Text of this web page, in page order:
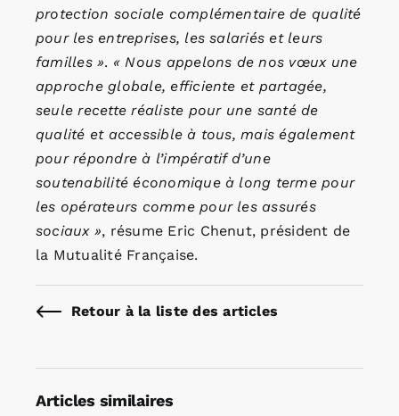
protection sociale complémentaire de qualité
pour les entreprises, les salariés et leurs
familles ». « Nous appelons de nos vœux une
approche globale, efficiente et partagée,
seule recette réaliste pour une santé de
qualité et accessible à tous, mais également
pour répondre à l’impératif d’une
soutenabilité économique à long terme pour
les opérateurs comme pour les assurés
sociaux », résume Eric Chenut, président de
la Mutualité Française.
Retour à la liste des articles
Articles similaires